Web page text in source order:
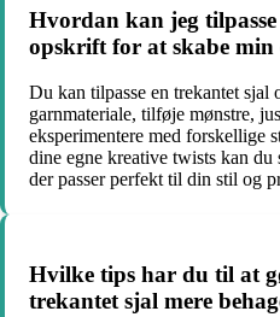
Hvordan kan jeg
opskrift for at skabe min
Du kan tilpasse en trekantet
garnmateriale, tilføje mønstre,
eksperimentere med forskellige
dine egne kreative twists kan
der passer perfekt til din stil og
Hvilke tips har du til at
trekantet sjal mere